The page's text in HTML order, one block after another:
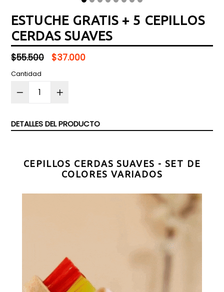
ESTUCHE GRATIS + 5 CEPILLOS
CERDAS SUAVES
Precio
normal
$55.500 $37.000
Cantidad
DETALLES DEL PRODUCTO
CEPILLOS CERDAS SUAVES - SET DE
COLORES VARIADOS